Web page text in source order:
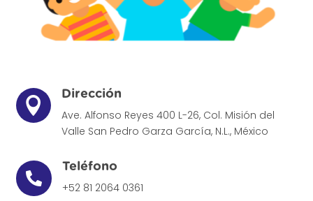

Dirección
Ave. Alfonso Reyes 400 L-26, Col. Misión del
Valle San Pedro Garza García, N.L., México

Teléfono
+52 81 2064 0361